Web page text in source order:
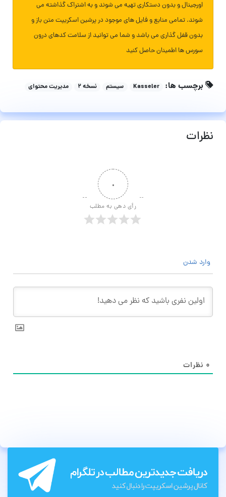
اورجینال و بدون دستکاری تهیه می شوند و به اشتراک گذاشته می
شوند. تمامی منابع و فایل های موجود در پرشین اسکریپت متن باز و
بدون قفل گذاری می باشد و شما می توانید از سلامت کدهای درون
سورس ها اطمینان حاصل کنید
برچسب ها: Kasseler سیستم نسخه ۲ مدیریت محتوای
نظرات
۰
رأی دهی به مطلب
وارد شدن
۰ نظرات